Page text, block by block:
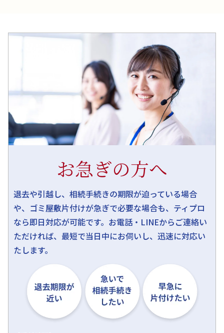
お急ぎの方へ
退去や引越し、相続手続きの期限が迫っている場合
や、ゴミ屋敷片付けが急ぎで必要な場合も、ティプロ
なら即日対応が可能です。お電話・LINEからご連絡い
ただければ、最短で当日中にお伺いし、迅速に対応い
たします。